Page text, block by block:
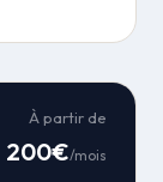
À partir de
200€/mois